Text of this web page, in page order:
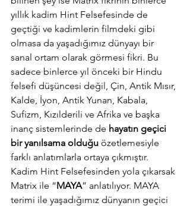
yıllık kadim Hint Felsefesinde de
geçtiği ve kadimlerin filmdeki gibi
olmasa da yaşadığımız dünyayı bir
sanal ortam olarak görmesi fikri. Bu
sadece binlerce yıl önceki bir Hindu
felsefi düşüncesi değil, Çin, Antik Mısır,
Kalde, İyon, Antik Yunan, Kabala,
Sufizm, Kızılderili ve Afrika ve başka
inanç sistemlerinde de hayatın geçici
bir yanılsama olduğu özetlemesiyle
farklı anlatımlarla ortaya çıkmıştır.
Kadim Hint Felsefesinden yola çıkarsak
Matrix ile “MAYA” anlatılıyor. MAYA
terimi ile yaşadığımız dünyanın geçici